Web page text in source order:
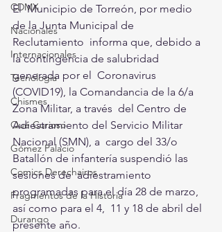
CDMX
Nacionales
Internacionales
Tecnología
Chismes
Qué Curioso
Gómez Palacio
Comics Derechairos
Fragmentos de la Historia
Durango
El  Municipio de Torreón, por medio
de la Junta Municipal de
Reclutamiento  informa que, debido a
la contingencia de salubridad
generada por el  Coronavirus
(COVID19), la Comandancia de la 6/a
Zona Militar, a través  del Centro de
Adiestramiento del Servicio Militar
Nacional (SMN), a  cargo del 33/o
Batallón de infantería suspendió las
sesiones de  adiestramiento
programadas para el día 28 de marzo,
así como para el 4,  11 y 18 de abril del
presente año.